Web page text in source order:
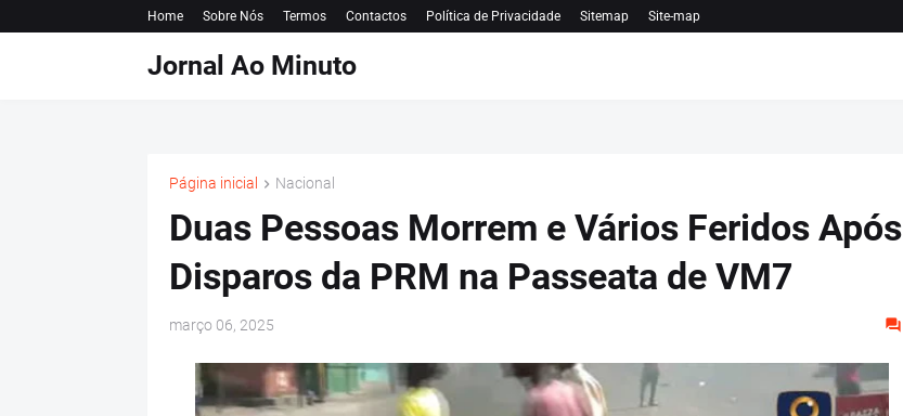
Home Sobre Nós Termos Contactos Política de Privacidade Sitemap Site-map
Jornal Ao Minuto
Página inicial Nacional
Duas Pessoas Morrem e Vários Feridos Após
Disparos da PRM na Passeata de VM7
março 06, 2025